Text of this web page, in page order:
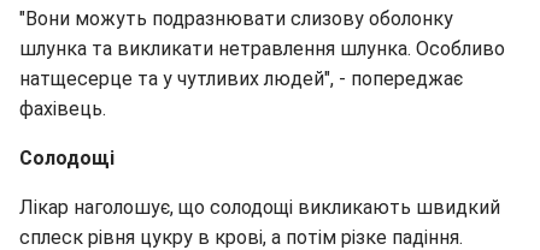
"Вони можуть подразнювати слизову оболонку
шлунка та викликати нетравлення шлунка. Особливо
натщесерце та у чутливих людей", - попереджає
фахівець.
Солодощі
Лікар наголошує, що солодощі викликають швидкий
сплеск рівня цукру в крові, а потім різке падіння.